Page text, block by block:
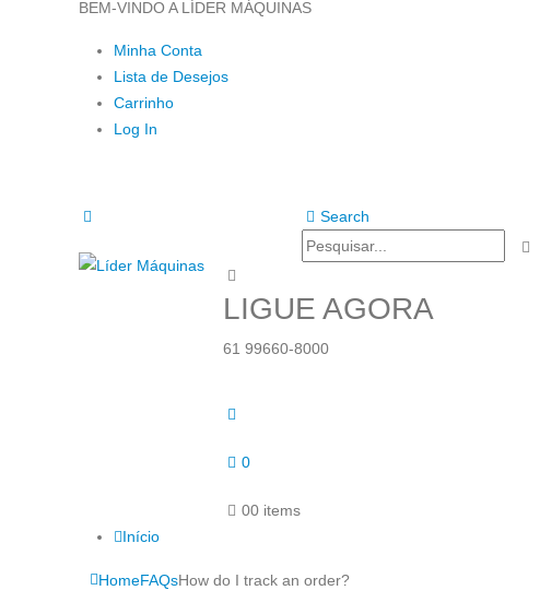
BEM-VINDO A LÍDER MÁQUINAS
Minha Conta
Lista de Desejos
Carrinho
Log In
Search
LIGUE AGORA
61 99660-8000
0
00 items
Início
HomeFAQsHow do I track an order?